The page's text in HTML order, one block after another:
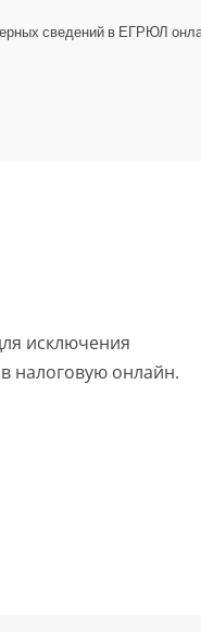
сведений в ЕГРЮЛ
исключения
налоговую онлайн.